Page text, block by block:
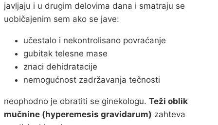
javljaju i u drugim delovima dana i smatraju se
uobičajenim sem ako se jave:
učestalo i nekontrolisano povraćanje
gubitak telesne mase
znaci dehidratacije
nemogućnost zadržavanja tečnosti
neophodno je obratiti se ginekologu. Teži oblik
mučnine (hyperemesis gravidarum) zahteva